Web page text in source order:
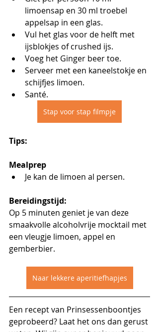
limoensap en 30 ml troebel
appelsap in een glas.
Vul het glas voor de helft met
ijsblokjes of crushed ijs.
Voeg het Ginger beer toe.
Serveer met een kaneelstokje en
schijfjes limoen.
Santé.
Stap voor stap filmpje
Tips:
Mealprep
Je kan de limoen al persen.
Bereidingstijd:
Op 5 minuten geniet je van deze
smaakvolle alcoholvrije mocktail met
een vleugje limoen, appel en
gemberbier.
Naar lekkere aperitiefhapjes
Een recept van Prinsessenboontjes
geprobeerd? Laat het ons dan gerust